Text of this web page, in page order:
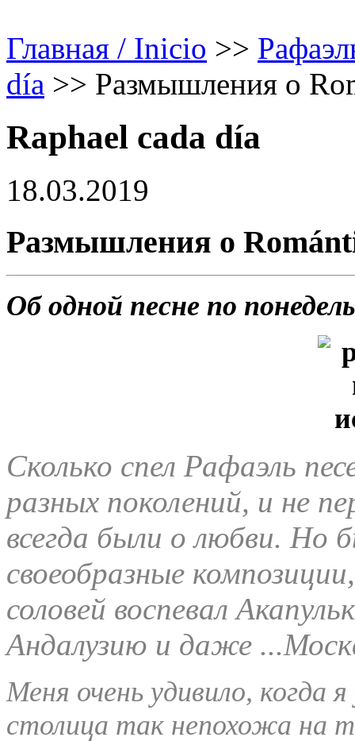
Главная / Inicio >>
día >> Размышления о
Raphael cada día
18.03.2019
Размышления о
Об одной песне по
Сколько спел Рафаэль
разных поколений, и не
всегда были о любви. Но
своеобразные
соловей воспевал
Андалузию и даже
Меня очень удивило, когда
столица так непохожа на